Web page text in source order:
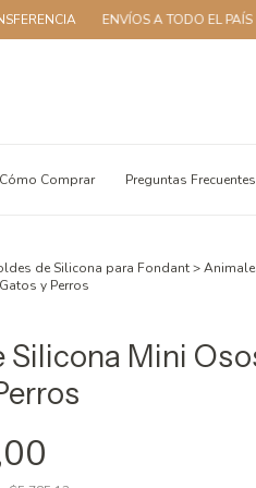
ENVÍOS A TODO EL PAÍS 3
Cómo Comprar Preguntas Frecuentes
de Silicona para Fondant >
y Perros
Silicona Mini